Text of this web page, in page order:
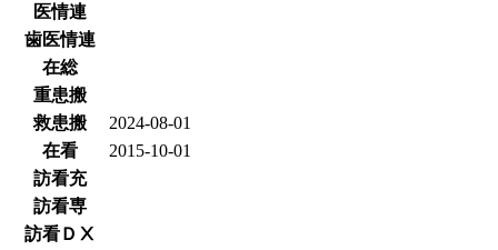
医情連
歯医情連
在総
重患搬
救患搬
2024-08-01
在看
2015-10-01
訪看充
訪看専
訪看ＤⅩ